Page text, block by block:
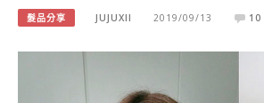
髮品分享 JUJUXII 2019/09/13 10